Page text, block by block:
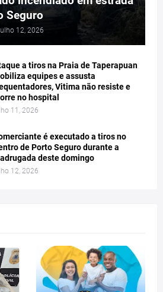
Seguro
12, 2026
a tiros na Praia de Taperapuan
equipes e assusta
Vitima não resiste e
no hospital
11, 2026
é executado a tiros no
de Porto Seguro durante a
deste domingo
12, 2026